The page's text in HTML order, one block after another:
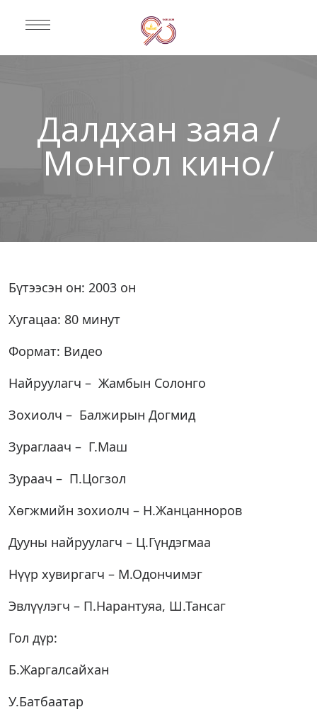
Далдхан заяа /
Монгол кино/
Бүтээсэн он: 2003 он
Хугацаа: 80 минут
Формат: Видео
Найруулагч – Жамбын Солонго
Зохиолч – Балжирын Догмид
Зураглаач – Г.Маш
Зураач – П.Цогзол
Хөгжмийн зохиолч – Н.Жанцанноров
Дууны найруулагч – Ц.Гүндэгмаа
Нүүр хувиргагч – М.Одончимэг
Эвлүүлэгч – П.Нарантуяа, Ш.Тансаг
Гол дүр:
Б.Жаргалсайхан
У.Батбаатар